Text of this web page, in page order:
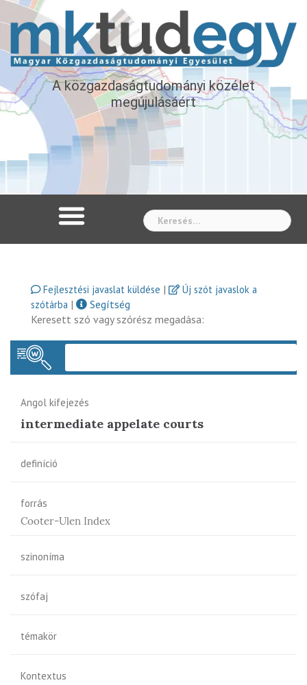
A közgazdaságtudományi közélet
megújulásáért
Fejlesztési javaslat küldése |
Új szót javaslok a
szótárba |
Segítség
Keresett szó vagy szórész megadása:
Angol kifejezés
intermediate appelate courts
definíció
forrás
Cooter-Ulen Index
szinoníma
szófaj
témakör
Kontextus